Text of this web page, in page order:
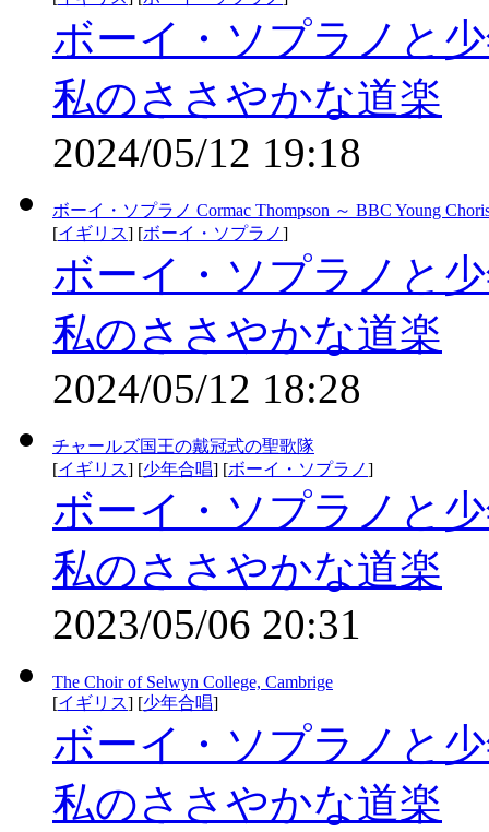
ボーイ・ソプラノと
私のささやかな道楽
2024/05/12 19:18
ボーイ・ソプラノ Cormac Thompson ～ BBC Young
[イギリス] [ボーイ・ソプラノ]
ボーイ・ソプラノと
私のささやかな道楽
2024/05/12 18:28
チャールズ国王の戴冠式の聖歌隊
[イギリス] [少年合唱] [ボーイ・ソプラノ]
ボーイ・ソプラノと
私のささやかな道楽
2023/05/06 20:31
The Choir of Selwyn College, Cambrige
[イギリス] [少年合唱]
ボーイ・ソプラノと
私のささやかな道楽